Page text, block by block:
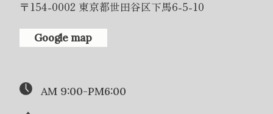
〒154-0002 東京都世田谷区下馬6-5-10
Google map
AM 9:00-PM6:00